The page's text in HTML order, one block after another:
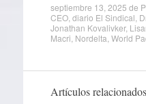
septiembre 13, 2025 de
CEO, diario El Sindical
Jonathan Kovalivker,
Macri Nordelta World
Artículos relacionados